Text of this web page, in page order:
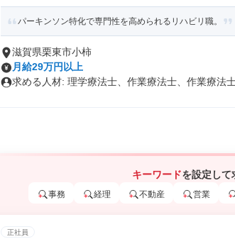
パーキンソン特化で専門性を高められるリハビリ職。
滋賀県栗東市小柿
月給29万円以上
求める人材: 理学療法士、作業療法士、作業療法
キーワードを設定して
事務 経理 不動産 営業
正社員